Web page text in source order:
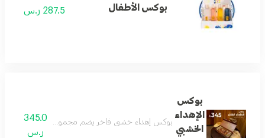
بوكس الأطفال 287.5 ر.س
بوكس
الإهداء
الخشبي
بوكس إهداء خشبي فاخر يضم مجموعة عطور جميلة
345.0
ر.س